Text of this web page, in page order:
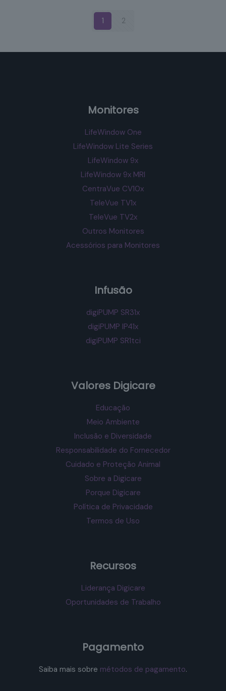
1 2
Monitores
LifeWindow One
LifeWindow Lite Series
LifeWindow 9x
LifeWindow 9x MRI
CentraVue CV10x
TeleVue TV1x
TeleVue TV2x
Outros Monitores
Acessórios para Monitores
Infusão
digiPUMP SR31x
digiPUMP IP41x
digiPUMP SR1tci
Valores Digicare
Educação
Meio Ambiente
Inclusão e Diversidade
Responsabilidade do Fornecedor
Cuidado e Proteção Animal
Sobre a Digicare
Porque Digicare
Política de Privacidade
Termos de Uso
Recursos
Liderança Digicare
Oportunidades de Trabalho
Pagamento
Saiba mais sobre métodos de pagamento.